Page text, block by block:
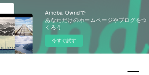
Ameba Owndで
あなただけのホームページやブログをつ
くろう
今すぐ試す